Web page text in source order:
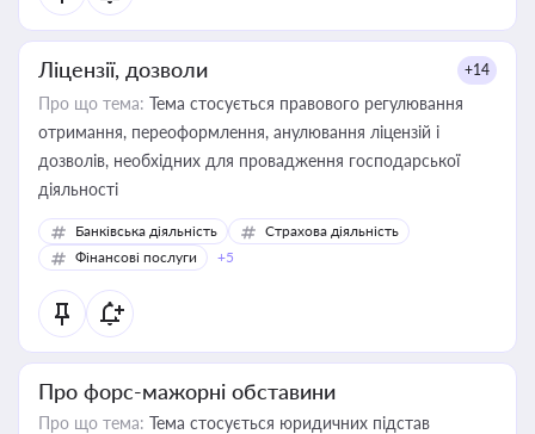
Ліцензії, дозволи +14
Про що тема: Тема стосується правового регулювання
отримання, переоформлення, анулювання ліцензій і
дозволів, необхідних для провадження господарської
діяльності
Банківська діяльність
Страхова діяльність
Фінансові послуги
+5
Про форс-мажорні обставини
Про що тема: Тема стосується юридичних підстав